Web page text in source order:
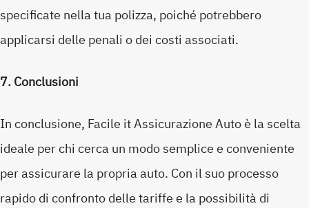
specificate nella tua polizza, poiché potrebbero
applicarsi delle penali o dei costi associati.
7. Conclusioni
In conclusione, Facile it Assicurazione Auto è la scelta
ideale per chi cerca un modo semplice e conveniente
per assicurare la propria auto. Con il suo processo
rapido di confronto delle tariffe e la possibilità di